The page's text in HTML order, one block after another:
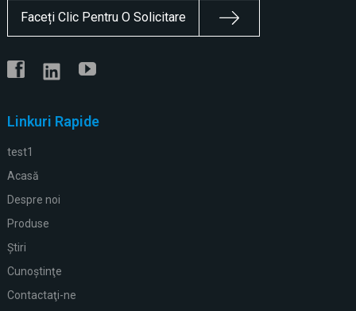
Faceți Clic Pentru O Solicitare
Linkuri Rapide
test1
Acasă
Despre noi
Produse
Ştiri
Cunoştinţe
Contactaţi-ne